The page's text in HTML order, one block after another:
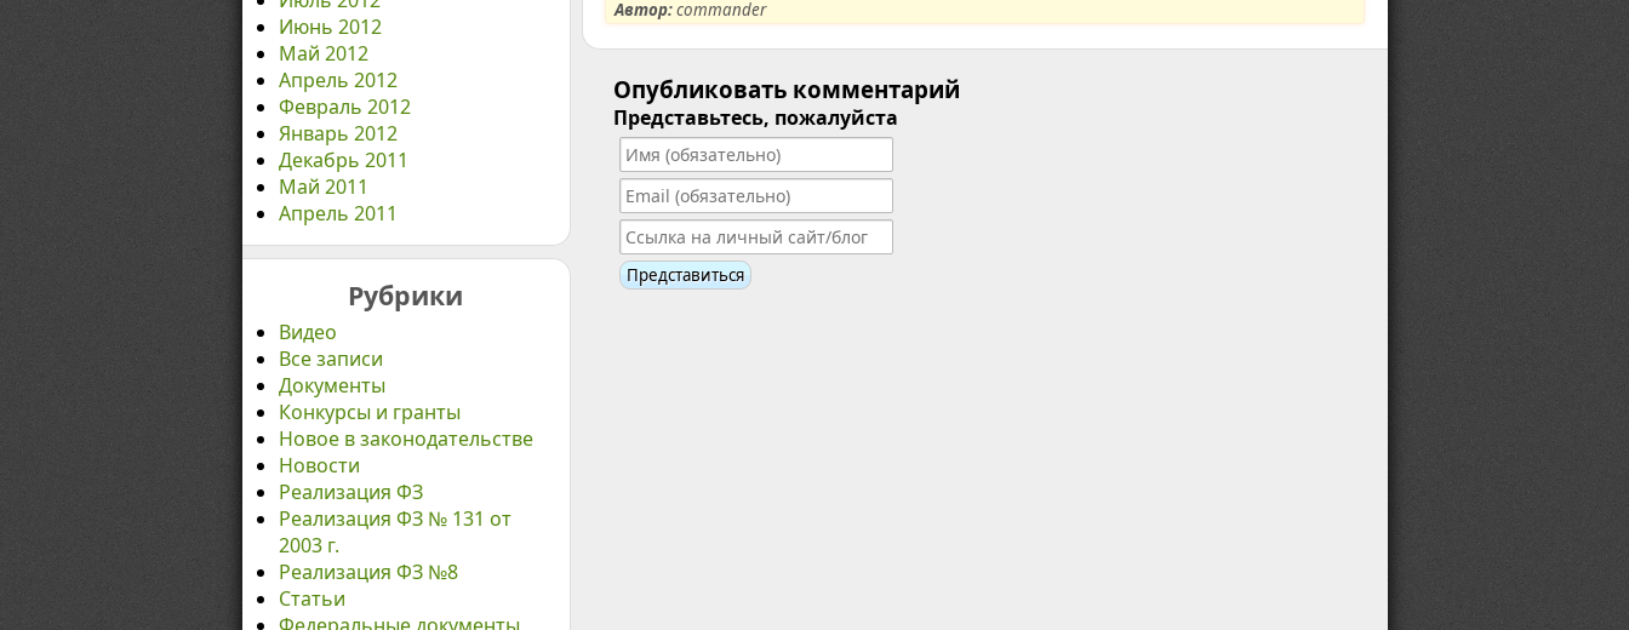
Июнь 2012
Май 2012
Апрель 2012
Февраль 2012
Январь 2012
Декабрь 2011
Май 2011
Апрель 2011
Рубрики
Видео
Все записи
Документы
Конкурсы и гранты
Новое в законодательстве
Новости
Реализация ФЗ
Реализация ФЗ № 131 от
2003 г.
Реализация ФЗ №8
Статьи
Автор:commander
Опубликовать комментарий
Представьтесь, пожалуйста